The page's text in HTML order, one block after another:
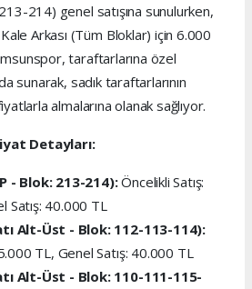
214) genel satışına sunulurken,
Arkası (Tüm Bloklar) için 6.000
taraftarlarına özel
sunarak, sadık taraftarlarının
almalarına olanak sağlıyor.
Detayları:
- Blok: 213-214):Öncelikli Satış:
Satış: 40.000 TL
Alt-Üst - Blok: 112-113-114):
TL, Genel Satış: 40.000 TL
Alt-Üst - Blok: 110-111-115-